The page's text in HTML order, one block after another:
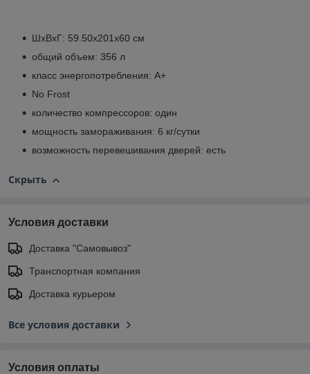
ШхВхГ: 59.50х201х60 см
общий объем: 356 л
класс энергопотребления: A+
No Frost
количество компрессоров: один
мощность замораживания: 6 кг/сутки
возможность перевешивания дверей: есть
Скрыть
Условия доставки
Доставка "Самовывоз"
Транспортная компания
Доставка курьером
Все условия доставки
Условия оплаты